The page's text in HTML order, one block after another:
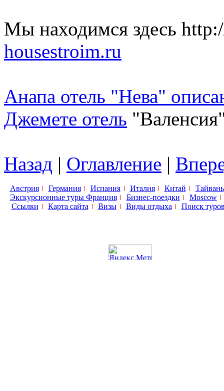
Мы находимся здесь
housestroim.ru
Анапа отель "Нева"
Джемете отель
Назад | Оглавление |
Австрия Германия Испания Италия Китай
Тайвань
Экскурсионные туры Франция
Бизнес-поездки
Moscow
Ссылки
Карта сайта Визы Виды отдыха Поиск